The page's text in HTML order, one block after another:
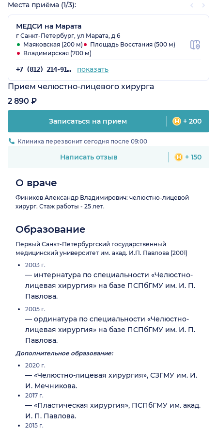
Места приёма (1/3):
МЕДСИ на Марата
г Санкт-Петербург, ул Марата, д 6
Маяковская (200 м)
Площадь Восстания (500 м)
Владимирская (700 м)
+7 (812) 214-91-98 показать
Прием челюстно-лицевого хирурга
2 890 ₽
Записаться на прием + 200
Клиника перезвонит сегодня после 09:00
Написать отзыв + 150
О враче
Фиников Александр Владимирович: челюстно-лицевой
хирург. Стаж работы - 25 лет.
Образование
Первый Санкт-Петербургский государственный
медицинский университет им. акад. И.П. Павлова (2001)
2003 г.
— интернатура по специальности «Челюстно-
лицевая хирургия» на базе ПСПбГМУ им. И. П.
Павлова.
2005 г.
— ординатура по специальности «Челюстно-
лицевая хирургия» на базе ПСПбГМУ им. И. П.
Павлова.
Дополнительное образование:
2020 г.
— «Челюстно-лицевая хирургия», СЗГМУ им. И.
И. Мечникова.
2017 г.
— «Пластическая хирургия», ПСПбГМУ им. акад.
И. П. Павлова.
2015 г.